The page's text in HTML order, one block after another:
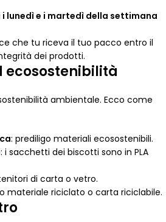
lunedì e i martedì della settimana
che tu riceva il tuo pacco entro il
dei prodotti.
ambientale. Ecco come
: prediligo materiali ecosostenibili.
: i sacchetti dei biscotti sono in PLA
di carta o vetro.
materiale riciclato o carta riciclabile.